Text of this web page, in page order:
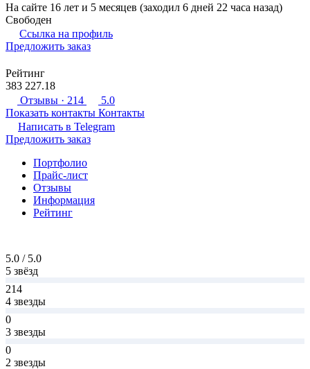
На сайте 16 лет и 5 месяцев (заходил 6 дней 22 часа назад)
Свободен
Ссылка на профиль
Предложить заказ
Рейтинг
383 227.18
Отзывы · 214
5.0
Показать контакты Контакты
Написать в Telegram
Предложить заказ
Портфолио
Прайс-лист
Отзывы
Информация
Рейтинг
5.0 / 5.0
5 звёзд
214
4 звезды
0
3 звезды
0
2 звезды